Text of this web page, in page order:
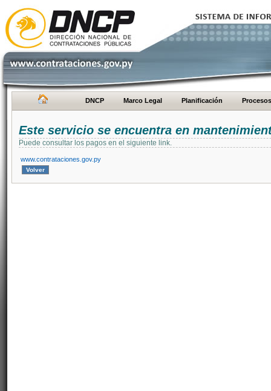
DNCP Marco Legal Planificación Procesos
Este servicio se encuentra en
Puede consultar los pagos en el siguiente link.
www.contrataciones.gov.py